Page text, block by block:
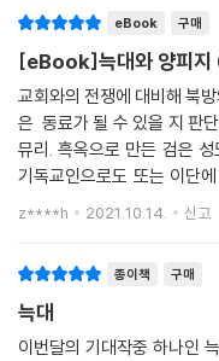
eBook 구매
[eBook]늑대와 양피지
교회와의 전쟁에 대비해 북
은 동료가 될 수 있을 지 판
뮤리. 흑옥으로 만든 검은
기독교인으로도 또는 이단에
주민들이 사는 혹한의 추
z****h 2021.10.14. 신고
종이책 구매
늑대
이번달의 기대작중 하나인